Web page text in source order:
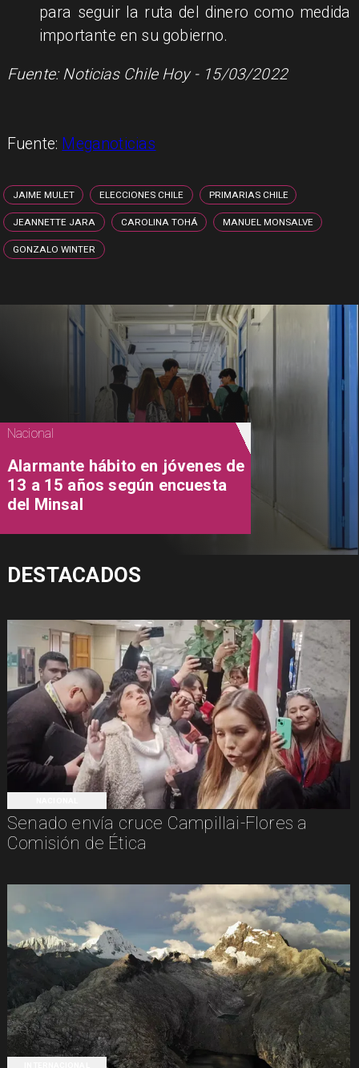
para seguir la ruta del dinero como medida
importante en su gobierno.
Fuente: Noticias Chile Hoy - 15/03/2022
Fuente: Meganoticias
JAIME MULET ELECCIONES CHILE PRIMARIAS CHILE
JEANNETTE JARA CAROLINA TOHÁ MANUEL MONSALVE
GONZALO WINTER
Senado envía cruce Campillai-Flores a
Comisión de Ética
Nacional
Alarmante hábito en jóvenes de
13 a 15 años según encuesta
del Minsal
DESTACADOS